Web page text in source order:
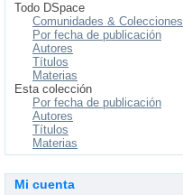
Todo DSpace
Comunidades & Colecciones
Por fecha de publicación
Autores
Títulos
Materias
Esta colección
Por fecha de publicación
Autores
Títulos
Materias
Mi cuenta